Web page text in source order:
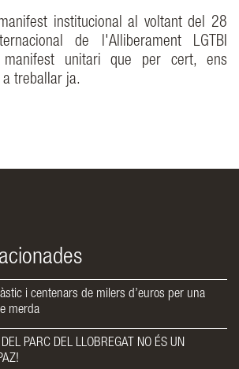
institucional al voltant del 28
de l'Alliberament LGTBI
unitari que per cert, ens
treballar ja.
i centenars de milers d’euros per una
merda
PARC DEL LLOBREGAT NO ÉS UN